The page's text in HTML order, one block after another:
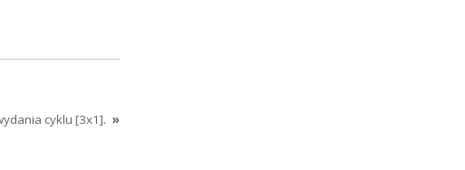
cyklu [3x1]. »